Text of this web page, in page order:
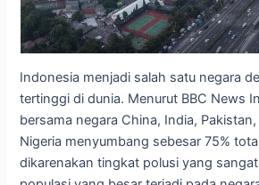
Indonesia menjadi salah satu negara
tertinggi di dunia. Menurut BBC News
bersama negara China, India,
Nigeria menyumbang sebesar 75%
dikarenakan tingkat polusi yang